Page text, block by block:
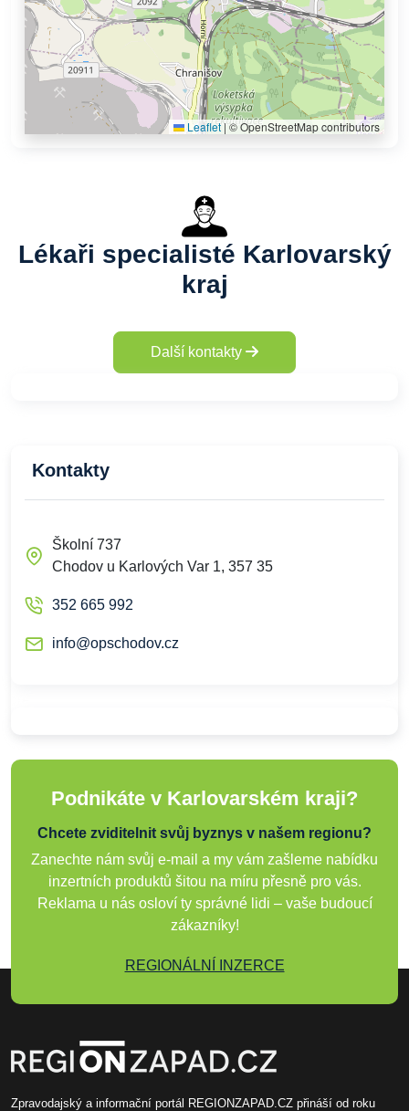
Leaflet|© OpenStreetMap contributors
Lékaři specialisté Karlovarský
kraj
Další kontakty
Kontakty
Školní 737
Chodov u Karlových Var 1, 357 35
352 665 992
info@opschodov.cz
Podnikáte v Karlovarském kraji?
Chcete zviditelnit svůj byznys v našem regionu?
Zanechte nám svůj e-mail a my vám zašleme nabídku
inzertních produktů šitou na míru přesně pro vás.
Reklama u nás osloví ty správné lidi – vaše budoucí
zákazníky!
REGIONÁLNÍ INZERCE
Zpravodajský a informační portál REGIONZAPAD.CZ přináší od roku